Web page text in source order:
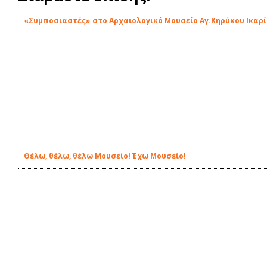
«Συμποσιαστές» στο Αρχαιολογικό Μουσείο Αγ.Κηρύκου
Θέλω, θέλω, θέλω Μουσείο! Έχω Μουσείο!